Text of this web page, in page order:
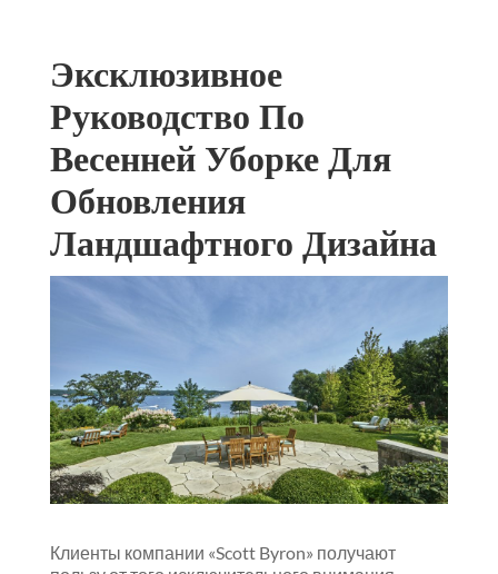
Эксклюзивное
Руководство По
Весенней Уборке Для
Обновления
Ландшафтного Дизайна
Клиенты компании «Scott Byron» получают